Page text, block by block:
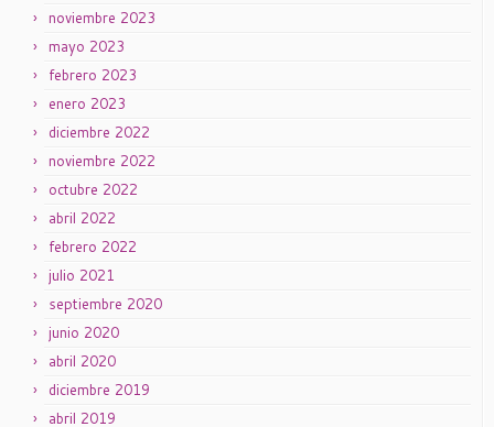
noviembre 2023
mayo 2023
febrero 2023
enero 2023
diciembre 2022
noviembre 2022
octubre 2022
abril 2022
febrero 2022
julio 2021
septiembre 2020
junio 2020
abril 2020
diciembre 2019
abril 2019